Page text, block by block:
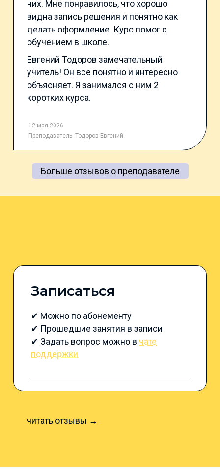
них. Мне понравилось, что хорошо
видна запись решения и понятно как
делать оформление. Курс помог с
обучением в школе.
Евгений Тодоров замечательный
учитель! Он все понятно и интересно
объясняет. Я занимался с ним 2
коротких курса.
12 мая 2026
Преподаватель: Тодоров Евгений
Больше отзывов о преподавателе
Записаться
✔ Можно по абонементу
✔ Прошедшие занятия в записи
✔ Задать вопрос можно в чате
поддержки
читать отзывы →